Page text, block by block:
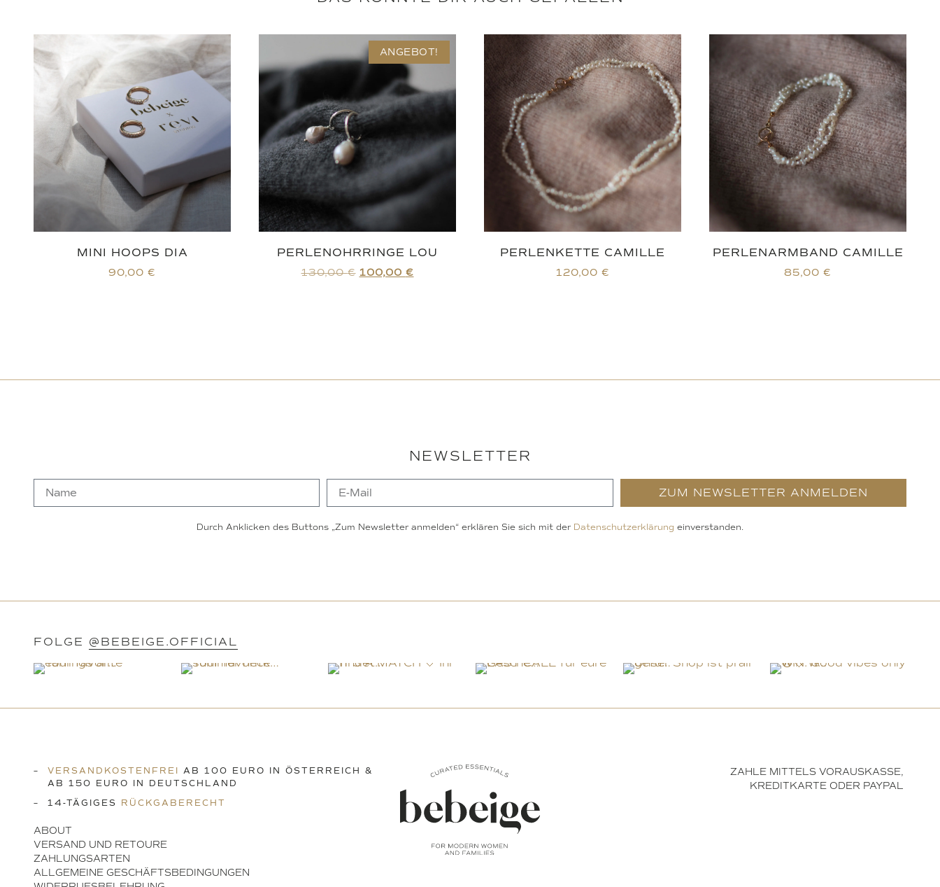
MINI HOOPS DIA
90,00 €
ANGEBOT!
PERLENOHRRINGE LOU
130,00€ 100,00 €
PERLENKETTE CAMILLE
120,00 €
PERLENARMBAND CAMILLE
85,00 €
NEWSLETTER
ZUM NEWSLETTER ANMELDEN
Durch Anklicken des Buttons „Zum Newsletter anmelden“ erklären Sie sich mit der Datenschutzerklärung einverstanden.
FOLGE @BEBEIGE.OFFICIAL
VERSANDKOSTENFREI
AB 100 EURO IN ÖSTERREICH &
AB 150 EURO IN DEUTSCHLAND
14-TÄGIGES
RÜCKGABERECHT
ABOUT
VERSAND UND RETOURE
ZAHLUNGSARTEN
ALLGEMEINE GESCHÄFTSBEDINGUNGEN
ZAHLE MITTELS VORAUSKASSE,
KREDITKARTE ODER PAYPAL